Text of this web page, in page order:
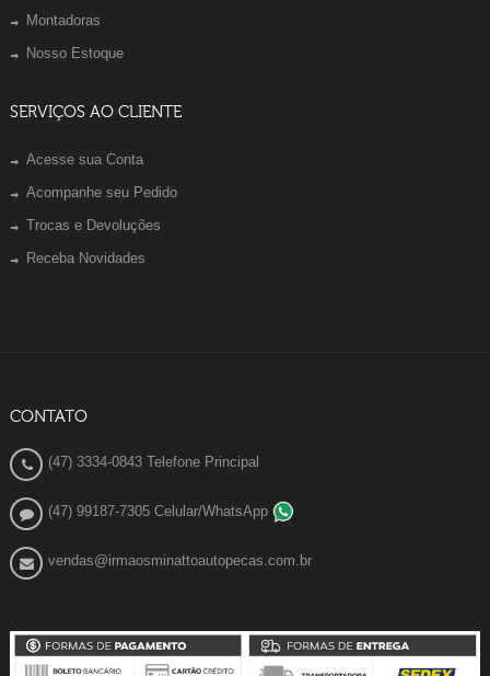
Montadoras
Nosso Estoque
SERVIÇOS AO CLIENTE
Acesse sua Conta
Acompanhe seu Pedido
Trocas e Devoluções
Receba Novidades
CONTATO
(47) 3334-0843 Telefone Principal
(47) 99187-7305 Celular/WhatsApp
vendas@irmaosminattoautopecas.com.br